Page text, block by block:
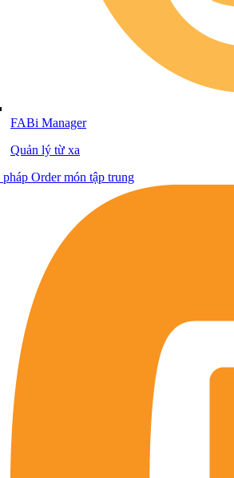
FABi Manager
Quản lý từ xa
Order món tập trung